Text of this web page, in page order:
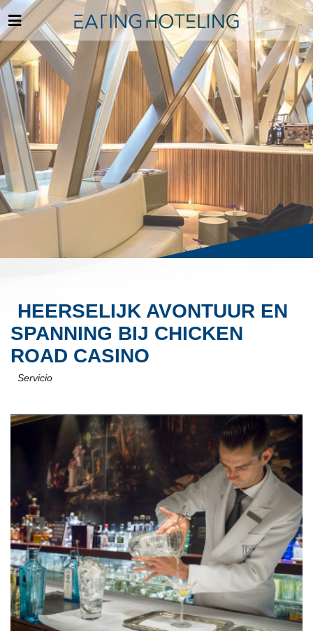
HEERSELIJK AVONTUUR EN
SPANNING BIJ CHICKEN
ROAD CASINO
Servicio